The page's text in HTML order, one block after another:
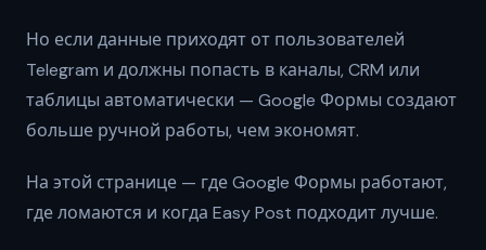
Но если данные приходят от пользователей
Telegram и должны попасть в каналы, CRM или
таблицы автоматически — Google Формы создают
больше ручной работы, чем экономят.
На этой странице — где Google Формы работают,
где ломаются и когда Easy Post подходит лучше.